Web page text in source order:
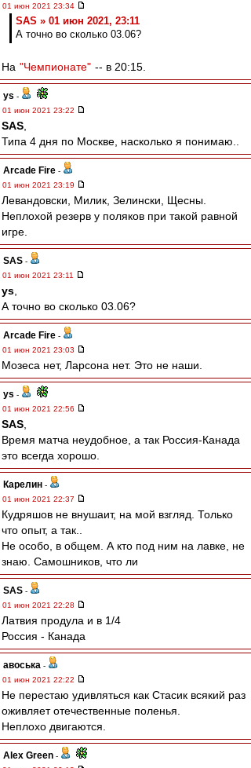
01 июн 2021 23:34
SAS » 01 июн 2021, 23:11
А точно во сколько 03.06?
На "Чемпионате" -- в 20:15.
ys -
01 июн 2021 23:22
SAS
Типа 4 дня по Москве, насколько я понимаю..
Arcade Fire -
01 июн 2021 23:19
Левандовски, Милик, Зелински, Щесны.
Неплохой резерв у поляков при такой равной
игре.
SAS -
01 июн 2021 23:11
ys
А точно во сколько 03.06?
Arcade Fire -
01 июн 2021 23:03
Мозеса нет, Ларсона нет. Это не наши.
ys -
01 июн 2021 22:56
SAS
Время матча неудобное, а так Россия-Канада
это всегда хорошо.
Карелин -
01 июн 2021 22:37
Кудряшов не внушаит, на мой взгляд. Только
что опыт, а так..
Не особо, в общем. А кто под ним на лавке, не
знаю. Самошников, что ли
SAS -
01 июн 2021 22:28
Латвия продула и в 1/4
Россия - Канада
авоська -
01 июн 2021 22:22
Не перестаю удивляться как Стасик всякий раз
оживляет отечественные поленья.
Неплохо двигаются.
Alex Green -